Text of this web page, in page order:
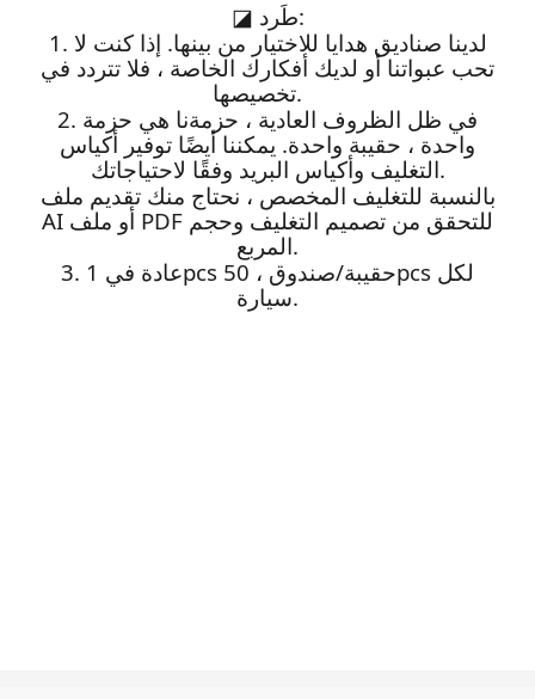
◪
طَرد:
1. لدينا صناديق هدايا للاختيار من بينها. إذا كنت لا
تحب عبواتنا أو لديك أفكارك الخاصة ، فلا تتردد في
تخصيصها.
2. في ظل الظروف العادية ، حزمةنا هي حزمة
واحدة ، حقيبة واحدة. يمكننا أيضًا توفير أكياس
التغليف وأكياس البريد وفقًا لاحتياجاتك.
بالنسبة للتغليف المخصص ، نحتاج منك تقديم ملف
AI أو ملف PDF للتحقق من تصميم التغليف وحجم
المربع.
3. عادة في 1pcs حقيبة/صندوق ، 50pcs لكل
سيارة.